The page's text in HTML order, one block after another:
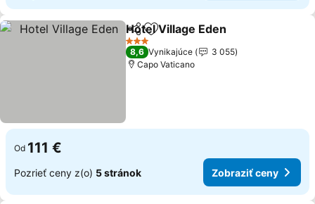
ZdieľaťPridať do obľúbených
Hotel Village Eden
3 Počet hviezdičiek
8,6 Vynikajúce
3 055
Capo Vaticano
Od 111 €
Pozrieť ceny z(o) 5 stránok Zobraziť ceny